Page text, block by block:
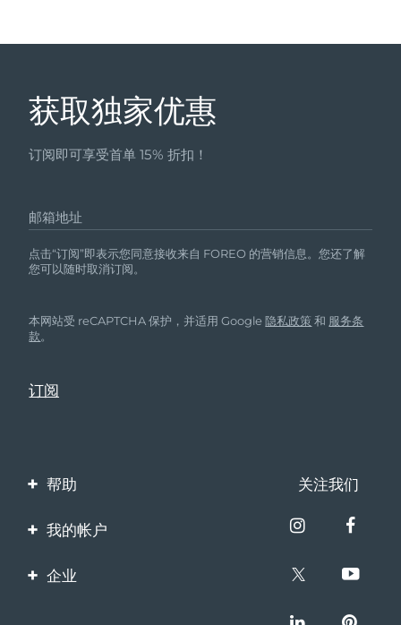
获取独家优惠
订阅即可享受首单 15% 折扣！
邮箱地址
点击“订阅”即表示您同意接收来自 FOREO 的营销信息。您还了解
您可以随时取消订阅。
本网站受 reCAPTCHA 保护，并适用 Google隐私政策 和 服务条
款。
帮助
联系我们
保修与退换货
关注我们
我的帐户
产品注册
企业